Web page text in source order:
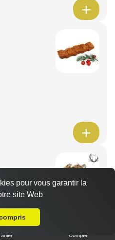
Compte
pour vous garantir la
site Web